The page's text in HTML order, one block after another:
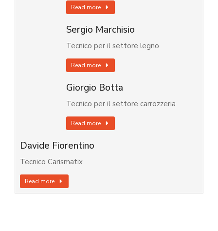
Read more
Sergio Marchisio
Tecnico per il settore legno
Read more
Giorgio Botta
Tecnico per il settore carrozzeria
Read more
Davide Fiorentino
Tecnico Carismatix
Read more